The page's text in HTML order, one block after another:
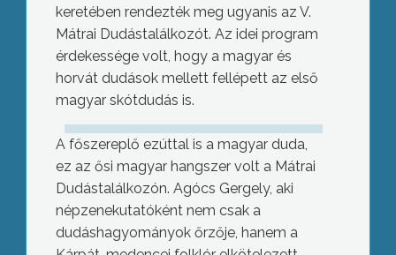
keretében rendezték meg ugyanis az V.
Mátrai Dudástalálkozót. Az idei program
érdekessége volt, hogy a magyar és
horvát dudások mellett fellépett az első
magyar skótdudás is.
A főszereplő ezúttal is a magyar duda,
ez az ősi magyar hangszer volt a Mátrai
Dudástalálkozón. Agócs Gergely, aki
népzenekutatóként nem csak a
dudáshagyományok őrzője, hanem a